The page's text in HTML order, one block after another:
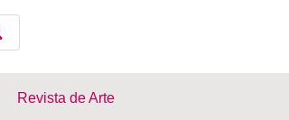
Revista de Arte